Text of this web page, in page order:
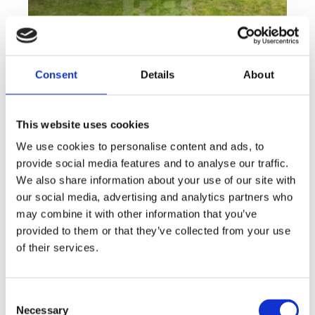
Consent Details About
This website uses cookies
We use cookies to personalise content and ads, to
provide social media features and to analyse our traffic.
We also share information about your use of our site with
our social media, advertising and analytics partners who
may combine it with other information that you’ve
provided to them or that they’ve collected from your use
of their services.
Necessary
Rent flats 2+KT 41 m², Plzeň - Lobzy
Offer type
Rent
Property type
Apartment
disposition
2+kk
funkce
garden store
adresa
cena
14 000 Kč